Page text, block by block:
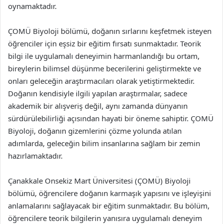
oynamaktadır.
ÇOMÜ Biyoloji bölümü, doğanın sırlarını keşfetmek isteyen
öğrenciler için eşsiz bir eğitim fırsatı sunmaktadır. Teorik
bilgi ile uygulamalı deneyimin harmanlandığı bu ortam,
bireylerin bilimsel düşünme becerilerini geliştirmekte ve
onları geleceğin araştırmacıları olarak yetiştirmektedir.
Doğanın kendisiyle ilgili yapılan araştırmalar, sadece
akademik bir alışveriş değil, aynı zamanda dünyanın
sürdürülebilirliği açısından hayati bir öneme sahiptir. ÇOMÜ
Biyoloji, doğanın gizemlerini çözme yolunda atılan
adımlarda, geleceğin bilim insanlarına sağlam bir zemin
hazırlamaktadır.
Çanakkale Onsekiz Mart Üniversitesi (ÇOMÜ) Biyoloji
bölümü, öğrencilere doğanın karmaşık yapısını ve işleyişini
anlamalarını sağlayacak bir eğitim sunmaktadır. Bu bölüm,
öğrencilere teorik bilgilerin yanısıra uygulamalı deneyim